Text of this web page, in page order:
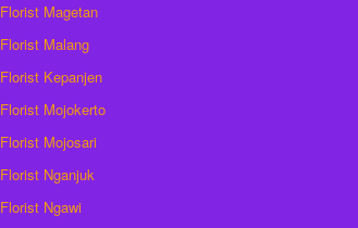
Florist Magetan
Florist Malang
Florist Kepanjen
Florist Mojokerto
Florist Mojosari
Florist Nganjuk
Florist Ngawi